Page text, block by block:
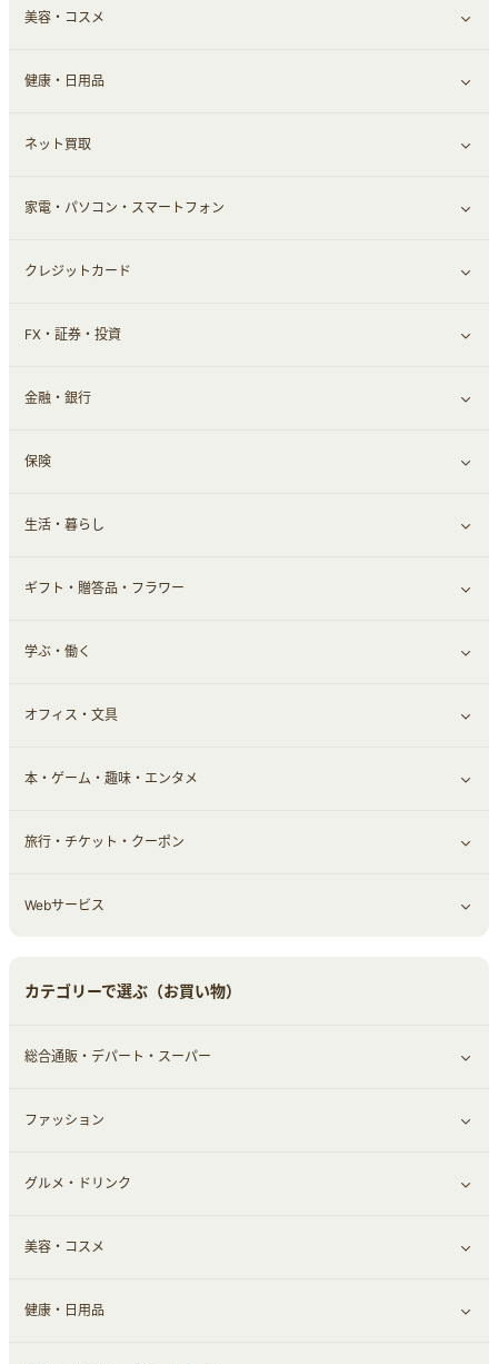
ファッション
インナー・下着
スーツ・フォーマル
すべて見る
グルメ
お酒
食材宅配
ウォーターサーバー
美容・コスメ
すべて見る
ヘアケア
エステ・サロン
メンズ美容
健康・日用品
すべて見る
スポーツ・フィットネス
日用品・薬局・からだ
ネット買取
すべて見る
ネット買取
家電・パソコン・スマートフォン
すべて見る
家電・パソコン・ソフトウェア
通信・レンタルサーバー
スマホ・携帯電話・SIM
定額制有料コンテンツ
クレジットカード
すべて見る
クレジットカード
FX・証券・投資
すべて見る
証券
仮想通貨
その他投資
金融・銀行
銀行・ネット銀行
キャッシング・ローン
その他金融
保険
すべて見る
保険相談・面談
生活・暮らし
すべて見る
住まい・暮らし
不動産
引越し
エコ・エネルギー
車情報・カーシェア・レンタル
ギフト・贈答品・フラワー
すべて見る
ギフト・贈答品
学ぶ・働く
すべて見る
習い事・学習・学校
仕事・転職
オフィス・文具
すべて見る
オフィス・文具
本・ゲーム・趣味・エンタメ
すべて見る
ゲーム・趣味
旅行・チケット・クーポン
すべて見る
Webサービス
カテゴリーで選ぶ（お買い物）
総合通販・デパート・スーパー
すべて見る
総合通販
デパート・スーパー
ファッション
すべて見る
ファッション
インナー・下着
グルメ・ドリンク
すべて見る
グルメ
美容・コスメ
すべて見る
健康・日用品